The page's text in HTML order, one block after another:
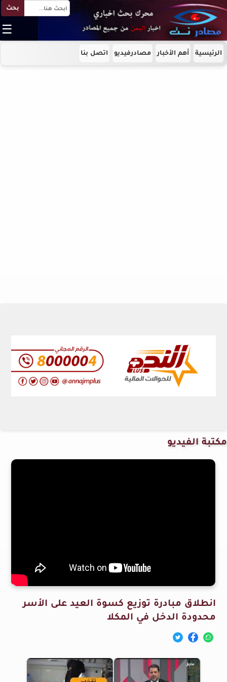
بحث
☰
الرئيسية أهم الأخبار مصادرفيديو اتصل بنا
مكتبة الفيديو
انطلاق مبادرة توزيع كسوة العيد على الأسر
محدودة الدخل في المكلا